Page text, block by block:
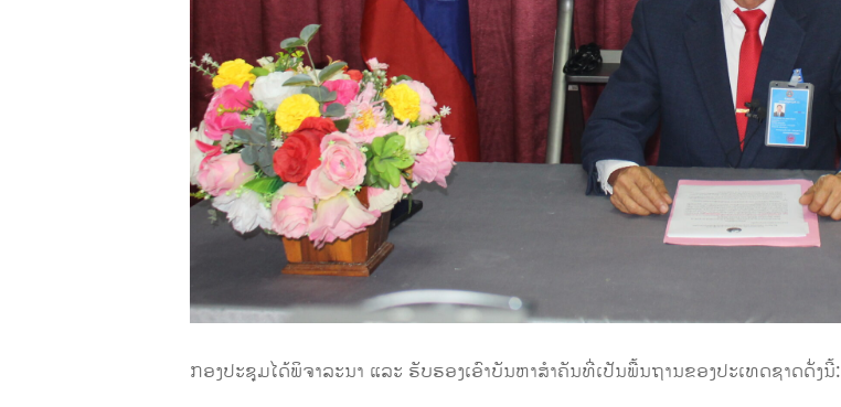
ກອງປະຊຸມໄດ້ພິຈາລະນາ ແລະ ຮັບຮອງເອົາບັນຫາສໍາຄັນທີ່ເປັນພື້ນຖານຂອງປະເທດຊາດດັ່ງນີ້: